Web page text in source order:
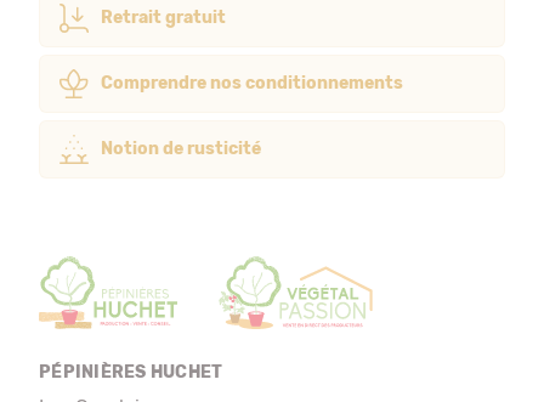
Retrait gratuit
Comprendre nos conditionnements
Notion de rusticité
PÉPINIÈRES HUCHET